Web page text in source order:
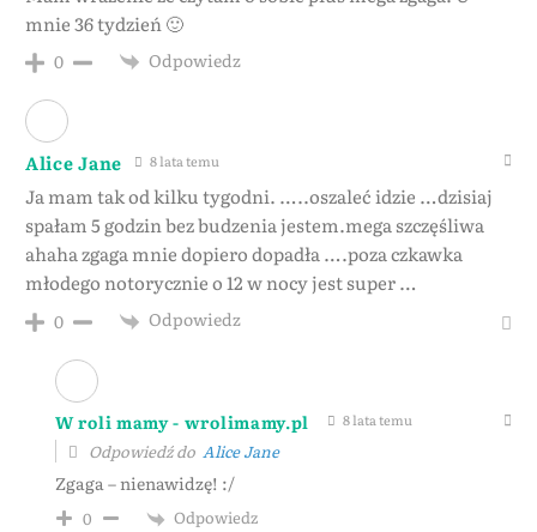
mnie 36 tydzień 🙂
0 Odpowiedz
Alice Jane 8 lata temu
Ja mam tak od kilku tygodni. …..oszaleć idzie …dzisiaj
spałam 5 godzin bez budzenia jestem.mega szczęśliwa
ahaha zgaga mnie dopiero dopadła ….poza czkawka
młodego notorycznie o 12 w nocy jest super …
0 Odpowiedz
W roli mamy - wrolimamy.pl 8 lata temu
Odpowiedź do Alice Jane
Zgaga – nienawidzę! :/
0 Odpowiedz